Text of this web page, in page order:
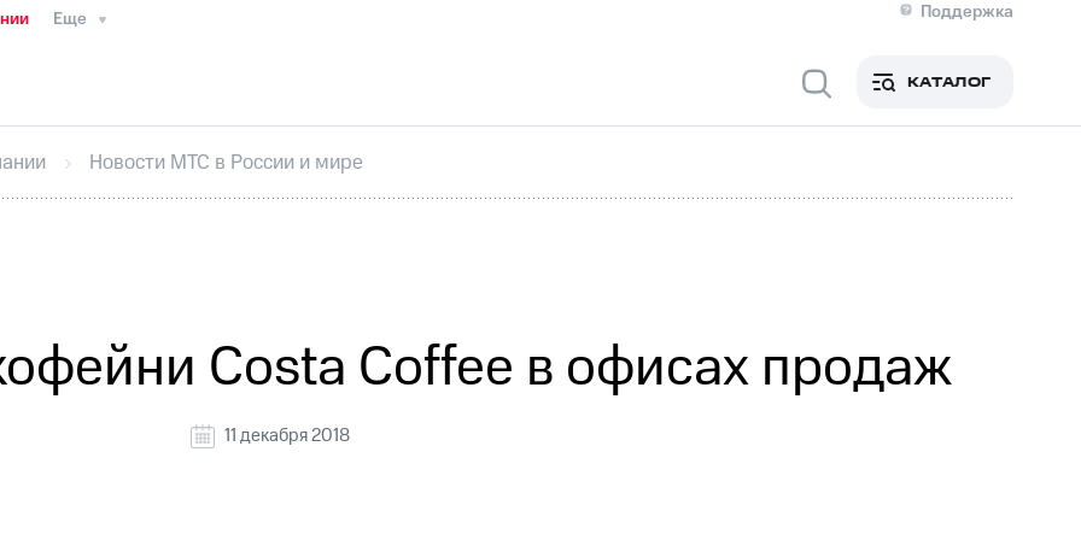
Еще
Поддержка
Медиа-центр
ИнтервьюФинансовая отчетностьКонтактыПригласить спикера
секретарьРаскрытие информации
кабинет акционераАкционерный капиталКонтроль и аудитРынок акций
КАТАЛОГ
Новости МТС в России и мире
Costa Coffee в офисах продаж
11 декабря 2018